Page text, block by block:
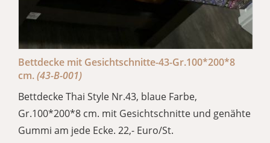
Bettdecke mit Gesichtschnitte-43-Gr.100*200*8
cm.(43-B-001)
Bettdecke Thai Style Nr.43, blaue Farbe,
Gr.100*200*8 cm. mit Gesichtschnitte und genähte
Gummi am jede Ecke. 22,- Euro/St.